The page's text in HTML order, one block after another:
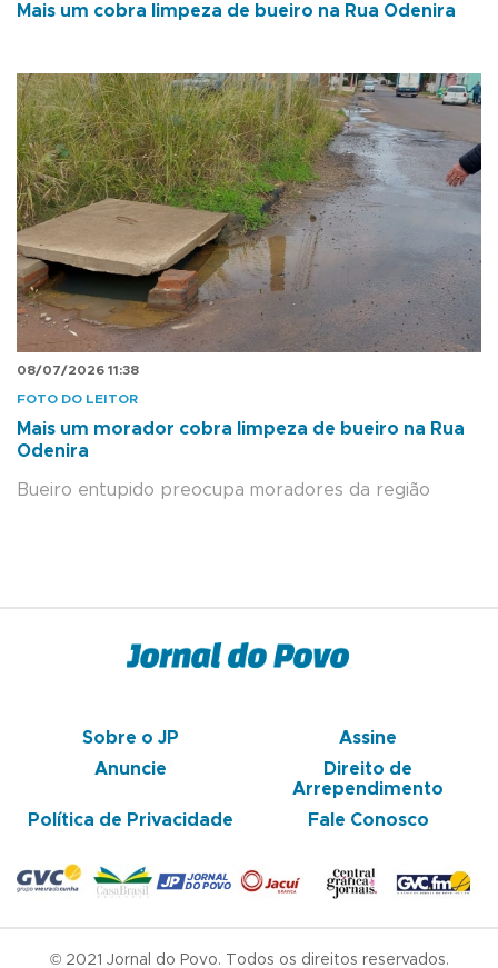
Mais um cobra limpeza de bueiro na Rua Odenira
08/07/2026 11:38
FOTO DO LEITOR
Mais um morador cobra limpeza de bueiro na Rua
Odenira
Bueiro entupido preocupa moradores da região
Sobre o JP
Assine
Anuncie
Direito de
Arrependimento
Política de Privacidade
Fale Conosco
© 2021 Jornal do Povo. Todos os direitos reservados.